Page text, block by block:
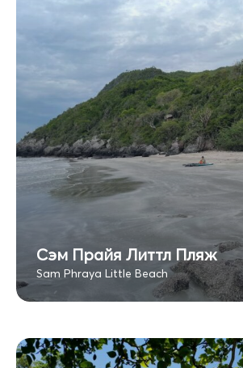
Сэм Прайя Литтл Пляж
Sam Phraya Little Beach